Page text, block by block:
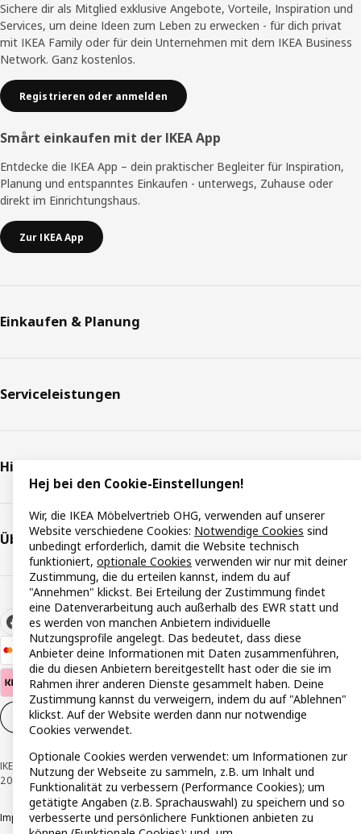
Sichere dir als Mitglied exklusive Angebote, Vorteile, Inspiration und
Services, um deine Ideen zum Leben zu erwecken - für dich privat
mit IKEA Family oder für dein Unternehmen mit dem IKEA Business
Network. Ganz kostenlos.
Registrieren oder anmelden
Smårt einkaufen mit der IKEA App
Entdecke die IKEA App – dein praktischer Begleiter für Inspiration,
Planung und entspanntes Einkaufen - unterwegs, Zuhause oder
direkt im Einrichtungshaus.
Zur IKEA App
Einkaufen & Planung
Serviceleistungen
Hilfe & Support
Über IKEA
Cookie-Einstellungen DE
IKEA Österreich - Südring, 2334 Vösendorf © Inter IKEA Systems B.V. 1999-
2026
ImpressumDatenschutzerklärungCookie RichtlinieResponsible Disclosure
Hej bei den Cookie-Einstellungen!
Wir, die IKEA Möbelvertrieb OHG, verwenden auf unserer
Website verschiedene Cookies: Notwendige Cookies sind
unbedingt erforderlich, damit die Website technisch
funktioniert, optionale Cookies verwenden wir nur mit deiner
Zustimmung, die du erteilen kannst, indem du auf
"Annehmen" klickst. Bei Erteilung der Zustimmung findet
eine Datenverarbeitung auch außerhalb des EWR statt und
es werden von manchen Anbietern individuelle
Nutzungsprofile angelegt. Das bedeutet, dass diese
Anbieter deine Informationen mit Daten zusammenführen,
die du diesen Anbietern bereitgestellt hast oder die sie im
Rahmen ihrer anderen Dienste gesammelt haben. Deine
Zustimmung kannst du verweigern, indem du auf "Ablehnen"
klickst. Auf der Website werden dann nur notwendige
Cookies verwendet.
Optionale Cookies werden verwendet: um Informationen zur
Nutzung der Webseite zu sammeln, z.B. um Inhalt und
Funktionalität zu verbessern (Performance Cookies); um
getätigte Angaben (z.B. Sprachauswahl) zu speichern und so
verbesserte und persönlichere Funktionen anbieten zu